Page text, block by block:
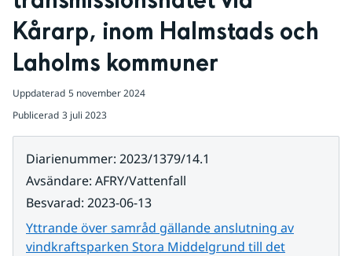
Kårarp, inom Halmstads och
Laholms kommuner
Uppdaterad 5 november 2024
Publicerad 3 juli 2023
Diarienummer: 2023/1379/14.1
Avsändare: AFRY/Vattenfall
Besvarad: 2023-06-13
Yttrande över samråd gällande anslutning av
vindkraftsparken Stora Middelgrund till det